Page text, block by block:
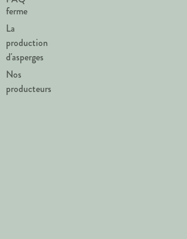
ferme
La
production
d'asperges
Nos
producteurs